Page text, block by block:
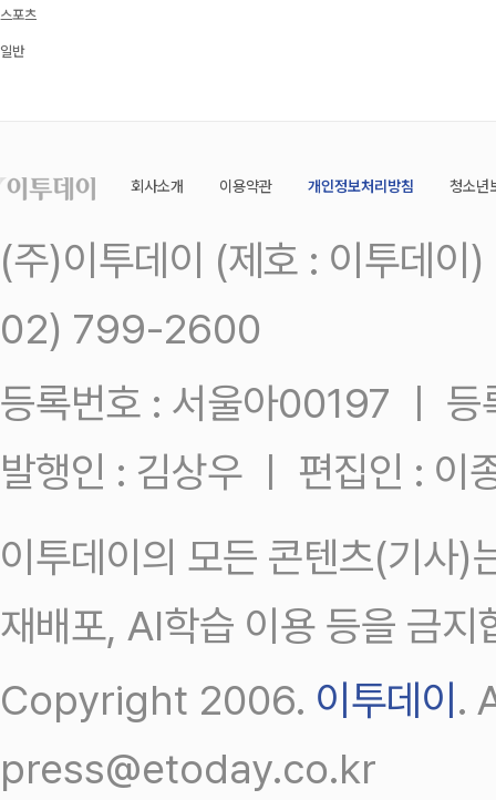
스포츠
일반
회사소개 이용약관 개인정보처리방침 청소년
(주)이투데이 (제호 : 이투데
02) 799-2600
등록번호 : 서울아00197 ㅣ
발행인 : 김상우 ㅣ 편집인 : 이
이투데이의 모든 콘텐츠(기사)
재배포, AI학습 이용 등을 금지
Copyright 2006. 이투데이 .
press@etoday.co.kr